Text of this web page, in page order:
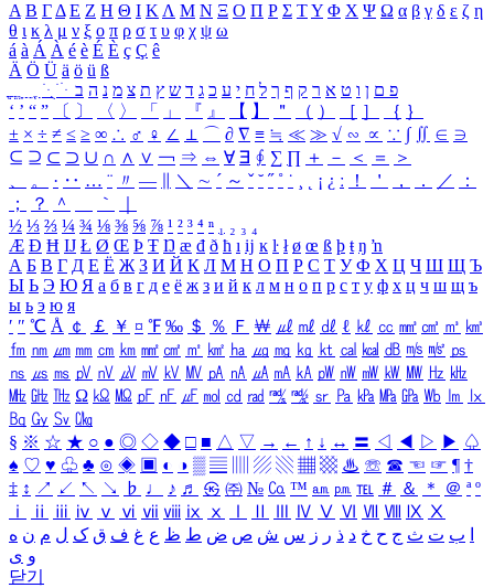
Α Β ΓΔ Ε Ζ Η Θ Ι ΚΛ Μ Ν Ξ Ο Π Ρ Σ ΤΥ Φ Χ Ψ Ω α β γ δ ε ζ η
θ ι κ λ μ ν ξ ο π ρ σ τ υ φ χ ψ ω
á à Á À é è É È ç Ç ê
Ä Ö Ü ä ö ü ß
ִֶֹ ֻּ ׁׂ פ ם ן ו ט א ר ק ף ך ל ח י ע כ ג ד ש ץ ת צ מ נ ה ב
‘ ’ “ ” 〔 〕 〈 〉 「 」 『 』 【 】 ＂ （ ） ［ ］ ｛ ｝
± × ÷ ≠ ≤ ≥ ∞ ∴ ♂ ♀ ∠ ⊥ ⌒ ∂ ∇ ≡ ≒ ≪ ≫ √ ∽ ∝ ∵ ∫ ∬ ∈ ∋
⊆ ⊇ ⊂ ⊃ ∪ ∩ ∧ ∨ ￢ ⇒ ⇔ ∀ ∃ ∮ ∑ ∏ ＋ － ＜ ＝
＞
、
。 · ‥ … ¨ 〃 ― ＼ ∼ ´ ～ ˇ ˘ ˝ ˚ ˙ ¸ ¡ ¿ ː ！ ＇ ， ． ／
：
；
？ ＾ ｀
½ ⅓ ⅔ ¼ ¾ ⅛ ⅜ ⅝ ⅞ ¹ ² ³ ⁴ ⁿ ₁ ₂ ₃ ₄
Æ Ð Ħ Ĳ Ł Ø Œ Þ Ŧ Ŋ æ đ ð ħ ı ĳ ĸ ŀ ł ø œ ß þ ŧ ŋ ŉ
А Б В Г Д Е Ё Ж З И Й К Л М Н О П Р С Т У Ф Х Ц Ч Ш Щ Ъ
Ы Ь Э Ю Я а б в г д е ё ж з и й к л м н о п р с т у ф х ц ч ш щ ъ
ы ь э ю я
′ ″ ℃ Å ￠ ￡ ￥ ¤ ℉ ‰ ＄ ％ Ｆ ￦ ㎕ ㎖ ㎗ ℓ ㎘ ㏄ ㎣ ㎤ ㎥ ㎦
㎙ ㎚ ㎛ ㎜ ㎝ ㎞ ㎟ ㎠ ㎡ ㎢ ㏊ ㎍ ㎎ ㎏ ㏏ ㎈ ㎉ ㏈ ㎧ ㎨ ㎰
㎱ ㎲ ㎳ ㎴ ㎵ ㎶ ㎷ ㎸ ㎹ ㎀ ㎁ ㎂ ㎃ ㎄ ㎺ ㎻ ㎽ ㎾ ㎿ ㎐ ㎑
㎒ ㎓ ㎔ Ω ㏀ ㏁ ㎊ ㎋ ㎌ ㏖ ㏅ ㎭ ㎮ ㎯ ㏛ ㎩ ㎪ ㎫ ㎬ ㏝ ㏐
㏓
㏃ ㏉ ㏜ ㏆
§ ※ ☆ ★ ○ ● ◎ ◇ ◆ □ ■ △ ▽ → ← ↑ ↓ ↔ 〓 ◁ ◀ ▷ ▶ ♤
♠ ♡ ♥ ♧ ♣ ⊙ ◈ ▣ ◐ ◑ ▒ ▤ ▨ ▧ ▦ ▩ ♨ ☏ ☎ ☜ ☞ ¶ †
‡ ↕ ↗ ↙ ↖ ↘ ♭ ♩ ♪ ♬ ㉿ ㈜ № ㏇ ™ ㏂ ㏘ ℡ ＃ ＆ ＊ ＠ ª º
ⅰ
ⅱ ⅲ ⅳ ⅴ ⅵ ⅶ ⅷ ⅸ ⅹ Ⅳ Ⅴ Ⅵ Ⅶ Ⅷ Ⅸ Ⅹ
ب ت ث ج ح خ د ذ ر ز س ش ص ض ط ظ ع غ ف ق ک ل م ن ه
و ی
닫기